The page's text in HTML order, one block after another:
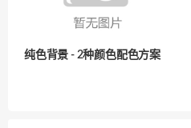
纯色背景 - 2种颜色配色方案